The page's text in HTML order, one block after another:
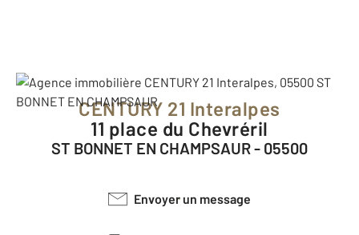
CENTURY 21 Interalpes
11 place du Chevréril
ST BONNET EN CHAMPSAUR - 05500
Envoyer un message